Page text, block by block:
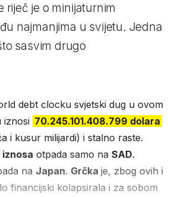
riječ je o minijaturnim
najmanjima u svijetu. Jedna
sasvim drugo
debt clocku svjetski dug u ovom
iznosi 70.245.101.408.799 dolara
i kusur milijardi) i stalno raste.
otpada samo na SAD.
na Japan. Grčka je, zbog ovih i
financijski kolapsirala i za sobom